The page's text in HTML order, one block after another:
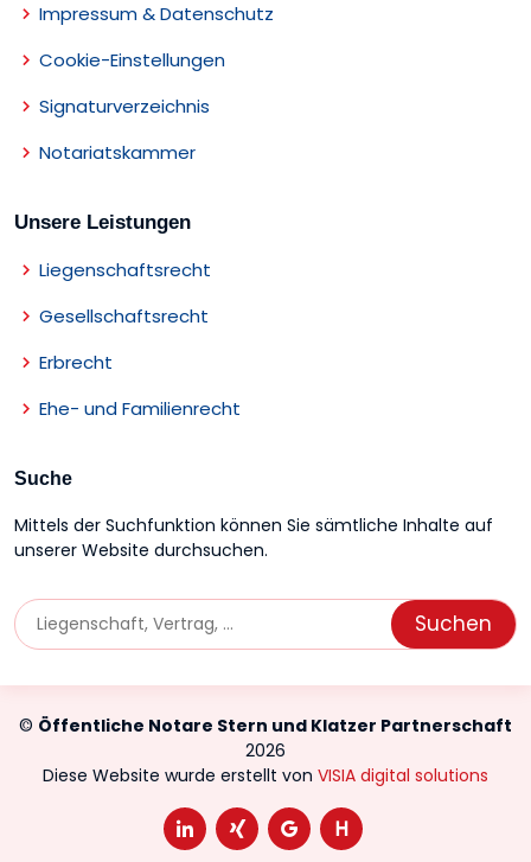
Impressum & Datenschutz
Cookie-Einstellungen
Signaturverzeichnis
Notariatskammer
Unsere Leistungen
Liegenschaftsrecht
Gesellschaftsrecht
Erbrecht
Ehe- und Familienrecht
Suche
Mittels der Suchfunktion können Sie sämtliche Inhalte auf
unserer Website durchsuchen.
© Öffentliche Notare Stern und Klatzer Partnerschaft
2026
Diese Website wurde erstellt von VISIA digital solutions